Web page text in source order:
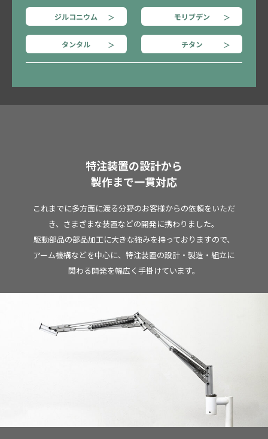
ジルコニウム モリブデン
タンタル チタン
特注装置の設計から
製作まで一貫対応
これまでに多方面に渡る分野のお客様からの依頼をいただ
き、さまざまな装置などの開発に携わりました。
駆動部品の部品加工に大きな強みを持っておりますので、
アーム機構などを中心に、特注装置の設計・製造・組立に
関わる開発を幅広く手掛けています。